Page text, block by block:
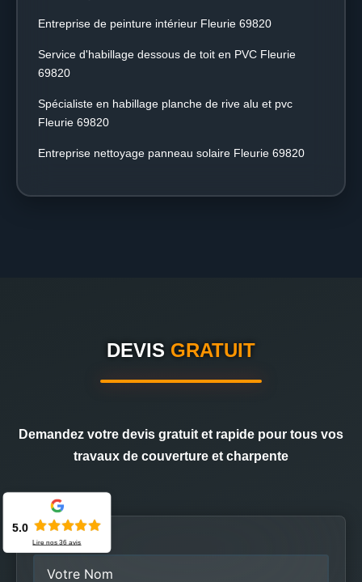
Entreprise de peinture intérieur Fleurie 69820
Service d'habillage dessous de toit en PVC Fleurie
69820
Spécialiste en habillage planche de rive alu et pvc
Fleurie 69820
Entreprise nettoyage panneau solaire Fleurie 69820
DEVIS GRATUIT
Demandez votre devis gratuit et rapide pour tous vos
travaux de couverture et charpente
Nom
5.0
Lire nos36 avis